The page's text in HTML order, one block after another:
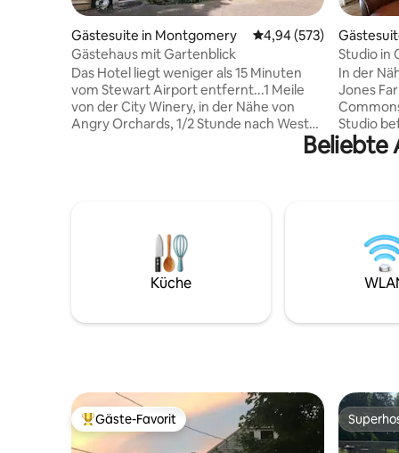
Gästesuite in Montgomery Durchschnittliche
4,94 (573)
Gästehaus mit Gartenblick
Das Hotel liegt weniger als 15 Minuten
vom Stewart Airport entfernt...1 Meile
von der City Winery, in der Nähe von
Angry Orchards, 1/2 Stunde nach West
Orange County oder lies einfach ein
Buch in den Gärten ... Wirklich ein tolles
Preis-Leistungs-Verhältnis, da es eine
echte „Wohnung“ wie Umgebung ist ...
Annehmlichkeiten und bietet Platz für
Studio in
In der
Jones
Studio
einem
umfasst
Kabel) Das ist unser Zuhause. Der
Konsum
Kindern/
hörst,
Beliebte
Küche
Beliebter Gäste-Favorit.
Gäste-Favorit